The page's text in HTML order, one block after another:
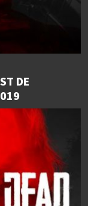
DE